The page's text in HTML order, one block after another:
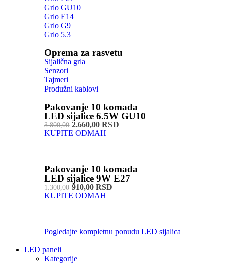
Grlo GU10
Grlo E14
Grlo G9
Grlo 5.3
Oprema za rasvetu
Sijalična grla
Senzori
Tajmeri
Produžni kablovi
Pakovanje 10 komada
LED sijalice 6.5W GU10
3.800,002.660,00 RSD
KUPITE ODMAH
Pakovanje 10 komada
LED sijalice 9W E27
1.300,00910,00 RSD
KUPITE ODMAH
Pogledajte kompletnu ponudu LED sijalica
LED paneli
Kategorije